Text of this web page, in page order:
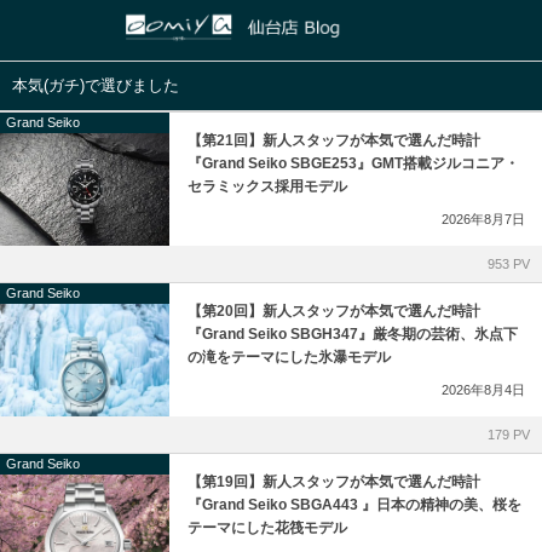
本気(ガチ)で選びました
Grand Seiko
【第21回】新人スタッフが本気で選んだ時計
『Grand Seiko SBGE253』GMT搭載ジルコニア・
セラミックス採用モデル
2026年8月7日
953 PV
Grand Seiko
【第20回】新人スタッフが本気で選んだ時計
『Grand Seiko SBGH347』厳冬期の芸術、氷点下
の滝をテーマにした氷瀑モデル
2026年8月4日
179 PV
Grand Seiko
【第19回】新人スタッフが本気で選んだ時計
『Grand Seiko SBGA443 』日本の精神の美、桜を
テーマにした花筏モデル
正規取扱いブランド
HUBLOT
ZENITH
PANERAI
GIRARD-PERREGAUX
Grand Seiko
BLANCPAIN
ASTRON
和歌山本店
心斎橋店
鹿児島店
ブライトリング ブティック 大阪
チューダー ブティック by OOMIYA
ゼニス ブティック大阪